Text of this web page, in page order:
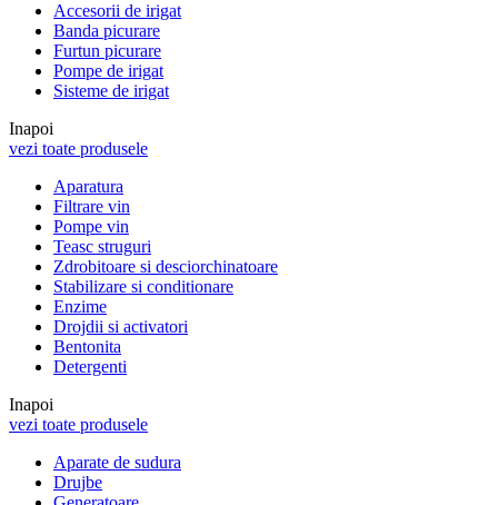
Accesorii de irigat
Banda picurare
Furtun picurare
Pompe de irigat
Sisteme de irigat
Inapoi
vezi toate produsele
Aparatura
Filtrare vin
Pompe vin
Teasc struguri
Zdrobitoare si desciorchinatoare
Stabilizare si conditionare
Enzime
Drojdii si activatori
Bentonita
Detergenti
Inapoi
vezi toate produsele
Aparate de sudura
Drujbe